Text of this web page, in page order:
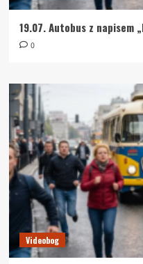
19.07. Autobus z napisem
0
Videobog